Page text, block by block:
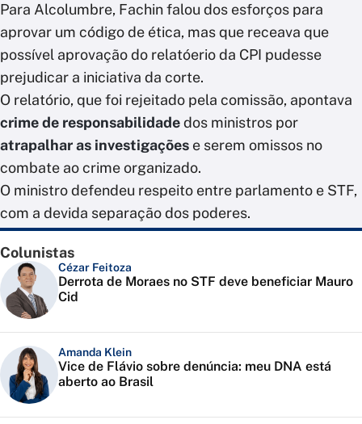
Para Alcolumbre, Fachin falou dos esforços para
aprovar um código de ética, mas que receava que
possível aprovação do relatóerio da CPI pudesse
prejudicar a iniciativa da corte.
O relatório, que foi rejeitado pela comissão, apontava
crime de responsabilidadedos ministros por
atrapalhar as investigações e serem omissos no
combate ao crime organizado.
O ministro defendeu respeito entre parlamento e STF,
com a devida separação dos poderes.
Colunistas
Cézar Feitoza
Derrota de Moraes no STF deve beneficiar Mauro
Cid
Amanda Klein
Vice de Flávio sobre denúncia: meu DNA está
aberto ao Brasil